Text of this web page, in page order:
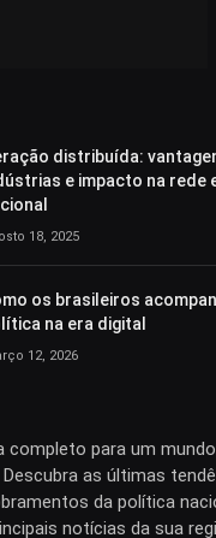
distribuída:
e impacto na rede
18, 2025
os brasileiros
na era digital
12, 2026
completo para um
as últimas
da política
notícias da sua